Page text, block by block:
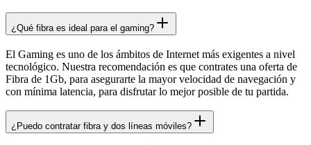
¿Qué fibra es ideal para el gaming?
El Gaming es uno de los ámbitos de Internet más exigentes a nivel
tecnológico. Nuestra recomendación es que contrates una oferta de
Fibra de 1Gb, para asegurarte la mayor velocidad de navegación y
con mínima latencia, para disfrutar lo mejor posible de tu partida.
¿Puedo contratar fibra y dos líneas móviles?